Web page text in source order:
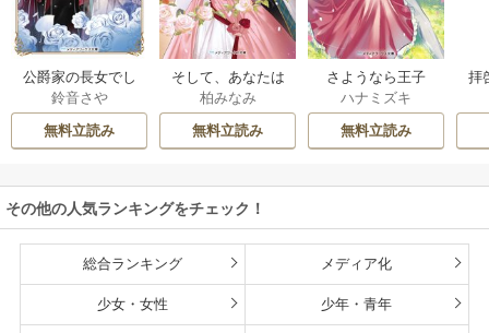
公爵家の長女でし
た
鈴音さや
無料立読み
そして、あなたは
私を捨てる
柏みなみ
無料立読み
さようなら王子
様、どうか私のこ
とは忘れてくださ
い
ハナミズキ
無料立読み
拝
その他の人気ランキングをチェック！
総合ランキング メディア化
少女・女性 少年・青年